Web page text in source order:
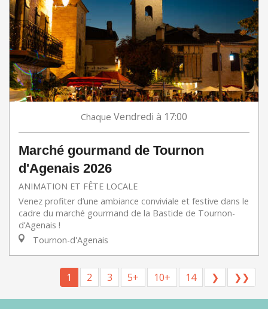
Chaque Vendredi à 17:00
Marché gourmand de Tournon
d'Agenais 2026
ANIMATION ET FÊTE LOCALE
Venez profiter d’une ambiance conviviale et festive dans le
cadre du marché gourmand de la Bastide de Tournon-
d’Agenais !
Tournon-d'Agenais
1 2 3 5+ 10+ 14 ❯ ❯❯